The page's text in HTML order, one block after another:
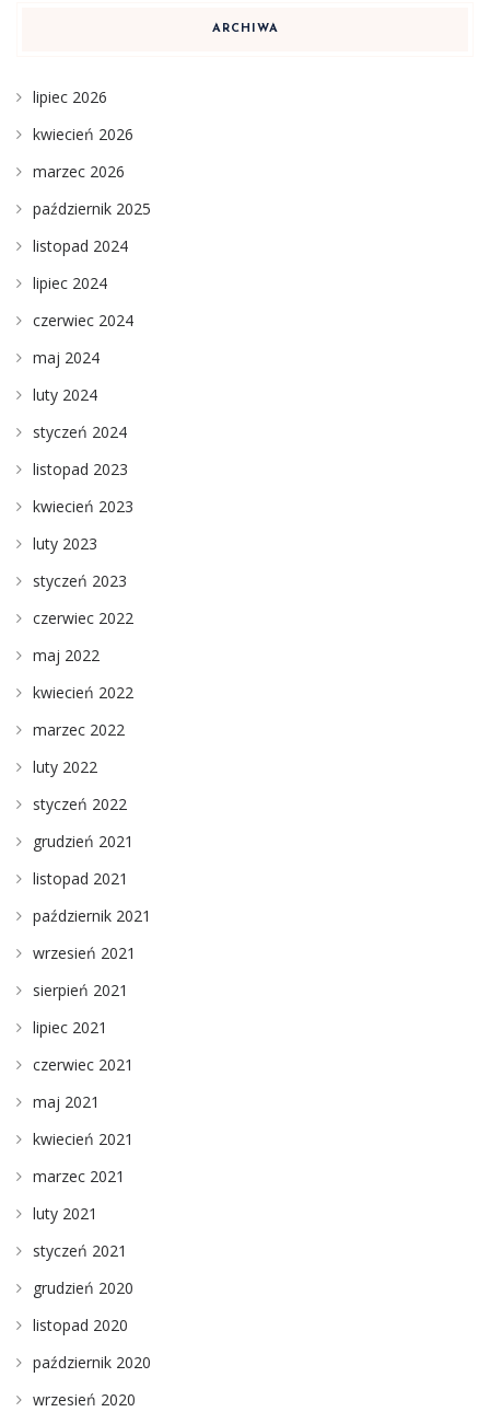
ARCHIWA
lipiec 2026
kwiecień 2026
marzec 2026
październik 2025
listopad 2024
lipiec 2024
czerwiec 2024
maj 2024
luty 2024
styczeń 2024
listopad 2023
kwiecień 2023
luty 2023
styczeń 2023
czerwiec 2022
maj 2022
kwiecień 2022
marzec 2022
luty 2022
styczeń 2022
grudzień 2021
listopad 2021
październik 2021
wrzesień 2021
sierpień 2021
lipiec 2021
czerwiec 2021
maj 2021
kwiecień 2021
marzec 2021
luty 2021
styczeń 2021
grudzień 2020
listopad 2020
październik 2020
wrzesień 2020